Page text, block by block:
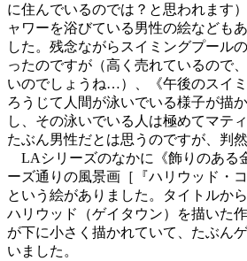
に住んでいるのでは？と思われます
ャワーを浴びている男性の絵なども
した。残念ながらスイミングプール
ったのですが（高く売れているので
いのでしょうね…）、《午後のスイ
ろうじて人間が泳いでいる様子が描
し、その泳いでいる人は極めてマテ
たぶん男性だとは思うのですが、判
LAシリーズのなかに《飾りのある
ーズ通りの風景画［『ハリウッド・
という絵がありました。タイトルか
ハリウッド（ゲイタウン）を描いた
が下に小さく描かれていて、たぶん
いました。